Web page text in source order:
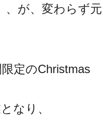
、が、変わらず元
定のChristmas
なり、